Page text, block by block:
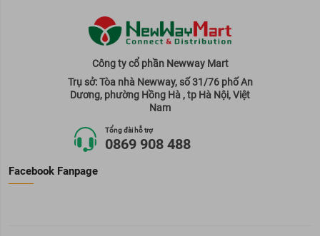
Công ty cổ phần Newway Mart
Trụ sở: Tòa nhà Newway, số 31/76 phố An
Dương, phường Hồng Hà , tp Hà Nội, Việt
Nam
Tổng đài hỗ trợ
0869 908 488
Facebook Fanpage